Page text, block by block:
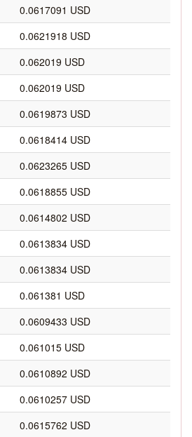
0.0617091 USD
0.0621918 USD
0.062019 USD
0.062019 USD
0.0619873 USD
0.0618414 USD
0.0623265 USD
0.0618855 USD
0.0614802 USD
0.0613834 USD
0.0613834 USD
0.061381 USD
0.0609433 USD
0.061015 USD
0.0610892 USD
0.0610257 USD
0.0615762 USD